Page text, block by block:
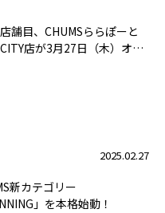
舗目、CHUMSららぽーと
店が3月27日（木）オー
2025.02.27
新カテゴリー
」を本格始動！